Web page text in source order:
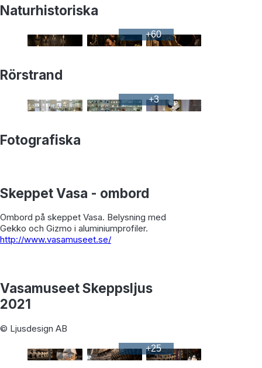
Naturhistoriska
+60
Rörstrand
+3
Fotografiska
Skeppet Vasa - ombord
Ombord på skeppet Vasa. Belysning med
Gekko och Gizmo i aluminiumprofiler.
http://www.vasamuseet.se/
Vasamuseet Skeppsljus
2021
© Ljusdesign AB
+25